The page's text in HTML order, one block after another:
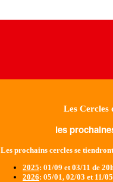
Les Cercles
les
Les prochains cercles se
2025: 01/09 et 03/11 de
2026: 05/01, 02/03 et 11/